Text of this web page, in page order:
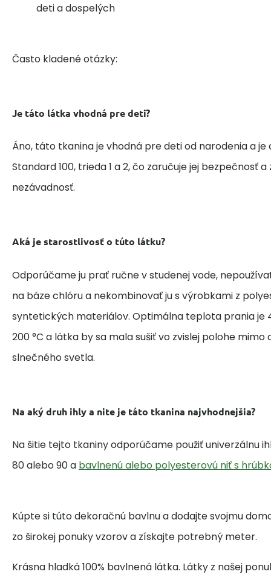
deti a dospelých
Často kladené otázky:
Je táto látka vhodná pre deti?
Áno, táto tkanina je vhodná pre deti od narodenia a
Standard 100, trieda 1 a 2, čo zaručuje jej bezpečnosť
nezávadnosť.
Aká je starostlivosť o túto látku?
Odporúčame ju prať ručne v studenej vode,
na báze chlóru a nekombinovať ju s výrobkami z
syntetických materiálov. Optimálna teplota prania je
200 °C a látka by sa mala sušiť vo zvislej polohe
slnečného svetla.
Na aký druh ihly a nite je táto tkanina najvhodnejšia?
Na šitie tejto tkaniny odporúčame použiť univerzálnu
80 alebo 90 a bavlnenú alebo polyesterovú niť s
Kúpte si túto dekoračnú bavlnu a dodajte svojmu
zo širokej ponuky vzorov a získajte potrebný meter.
Krásna hladká 100% bavlnená látka. Látky z našej